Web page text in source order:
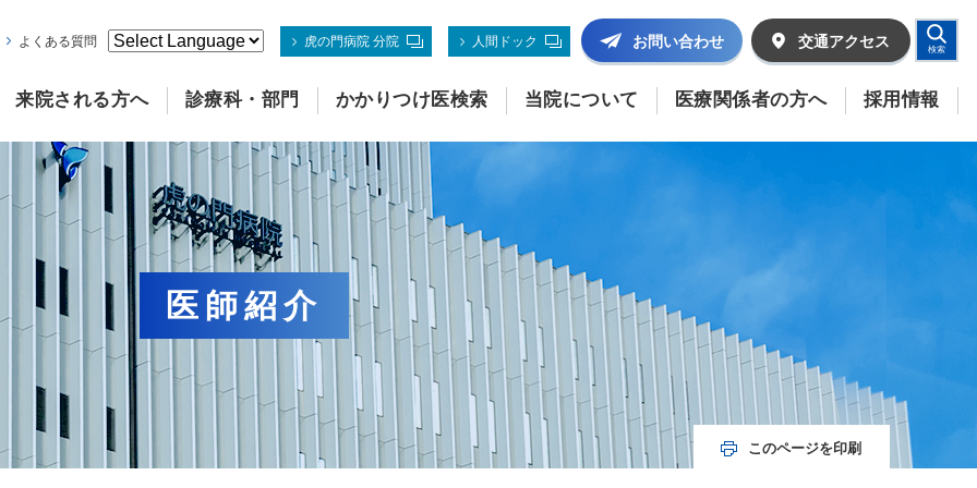
お問い合わせ 交通アクセス 検索
よくある質問 虎の門病院 分院 人間ドック
来院される方へ 診療科・部門 かかりつけ医検索 当院について 医療関係者の方へ 採用情報
医師紹介
このページを印刷